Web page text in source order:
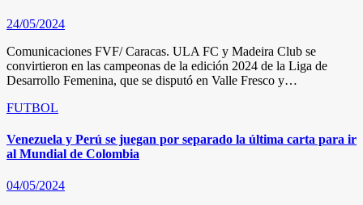
24/05/2024
Comunicaciones FVF/ Caracas. ULA FC y Madeira Club se
convirtieron en las campeonas de la edición 2024 de la Liga de
Desarrollo Femenina, que se disputó en Valle Fresco y…
FUTBOL
Venezuela y Perú se juegan por separado la última carta para ir
al Mundial de Colombia
04/05/2024